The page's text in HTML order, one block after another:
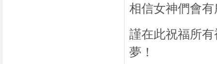
相信女神們會
謹在此祝福所
夢！